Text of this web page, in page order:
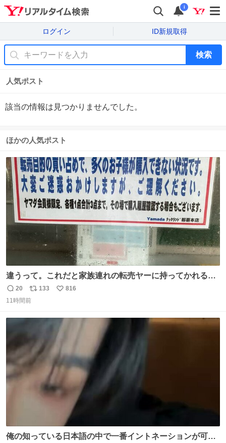
i
ログイン ID新規取得
検索
人気ポスト
該当の情報は見つかりませんでした。
ほかの人気ポスト
違うって。これだと家族連れの転売ヤーに持ってかれるだ
け。 ポケカと同じで浅はかすぎる💦
返
信
20
リ
ポ
133
い
数
816
11時間前
俺の知っている日本語の中で一番イントネーションが可愛